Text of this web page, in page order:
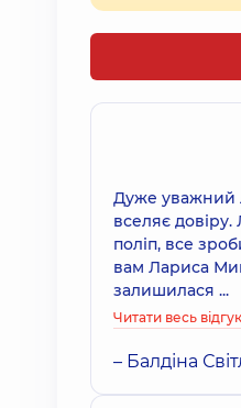
Дуже уважний
вселяє
поліп, все
вам Лариса
залишилася ...
Читати весь відгук
– Балдіна